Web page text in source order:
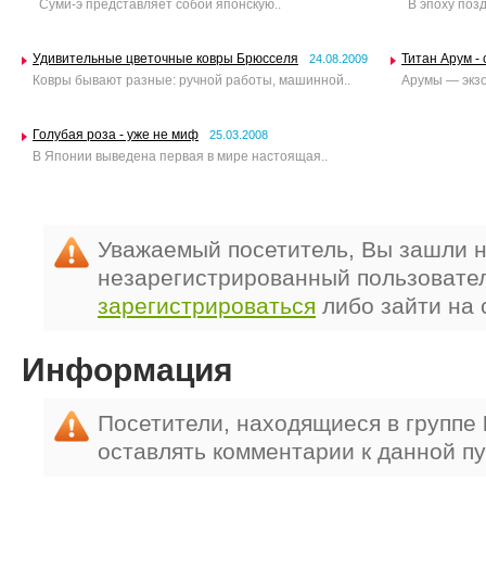
Суми-э представляет собой японскую..
В эпоху
Удивительные цветочные ковры Брюсселя 24.08.2009
Ковры бывают разные: ручной работы, машинной..
Титан Арум -
Арумы —
Голубая роза - уже не миф 25.03.2008
В Японии выведена первая в мире настоящая..
Уважаемый посетитель, Вы зашли
незарегистрированный
зарегистрироваться либо зайти на
Информация
Посетители, находящиеся в группе
оставлять комментарии к данной